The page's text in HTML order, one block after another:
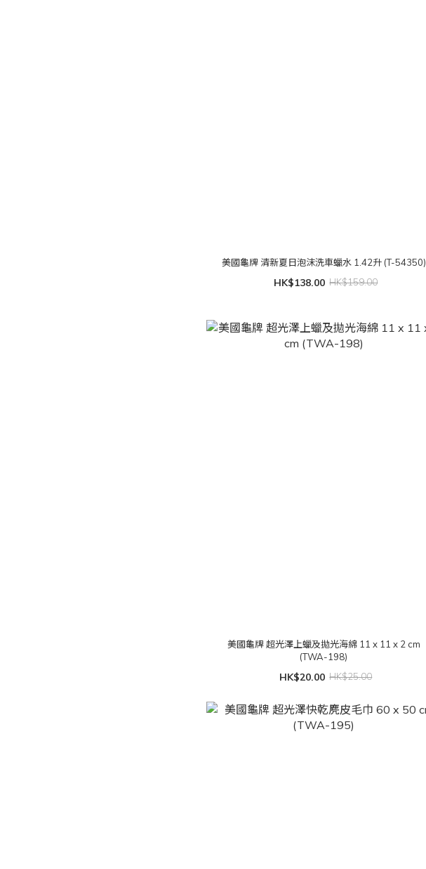
美國龜牌 清新夏日泡沫洗車蠟水 1.42升 (T-54350)
HK$138.00 HK$159.00
美國龜牌 超光澤上蠟及拋光海綿 11 x 11 x 2 cm
(TWA-198)
HK$20.00 HK$25.00